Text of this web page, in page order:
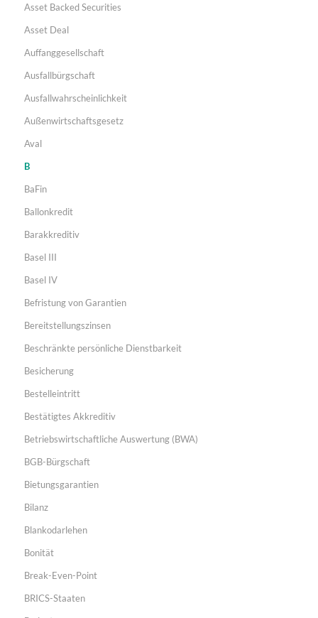
Asset Backed Securities
Asset Deal
Auffanggesellschaft
Ausfallbürgschaft
Ausfallwahrscheinlichkeit
Außenwirtschaftsgesetz
Aval
B
BaFin
Ballonkredit
Barakkreditiv
Basel III
Basel IV
Befristung von Garantien
Bereitstellungszinsen
Beschränkte persönliche Dienstbarkeit
Besicherung
Bestelleintritt
Bestätigtes Akkreditiv
Betriebswirtschaftliche Auswertung (BWA)
BGB-Bürgschaft
Bietungsgarantien
Bilanz
Blankodarlehen
Bonität
Break-Even-Point
BRICS-Staaten